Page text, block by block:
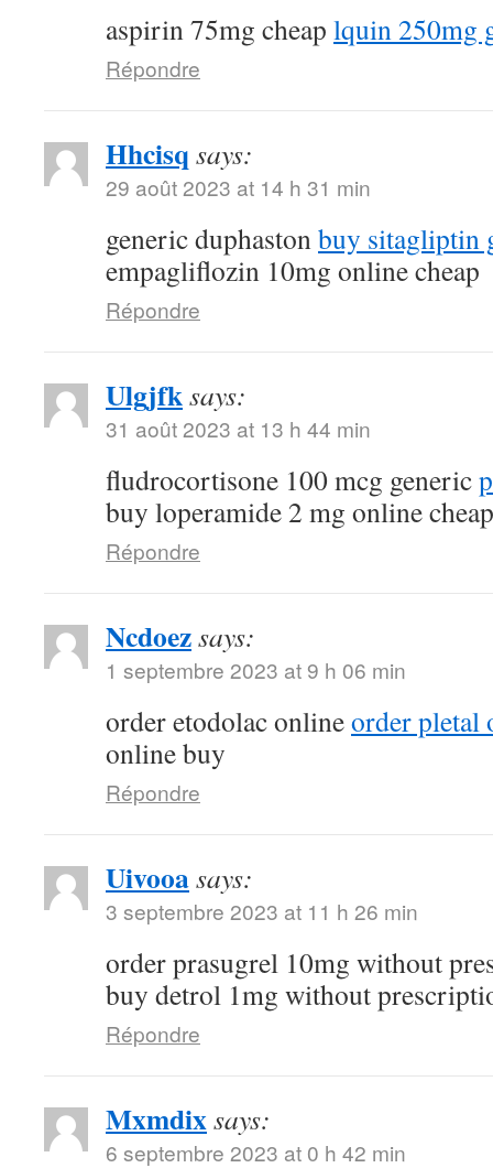
aspirin 75mg cheap lquin 250mg
Répondre
Hhcisq says:
29 août 2023 at 14 h 31 min
generic duphastonbuy sitagliptin
empagliflozin 10mg online cheap
Répondre
Ulgjfksays:
31 août 2023 at 13 h 44 min
fludrocortisone 100 mcg generic
buy loperamide 2 mg online cheap
Répondre
Ncdoezsays:
1 septembre 2023 at 9 h 06 min
order etodolac onlineorder pletal
online buy
Répondre
Uivooasays:
3 septembre 2023 at 11 h 26 min
order prasugrel 10mg without
buy detrol 1mg without
Répondre
Mxmdixsays:
6 septembre 2023 at 0 h 42 min